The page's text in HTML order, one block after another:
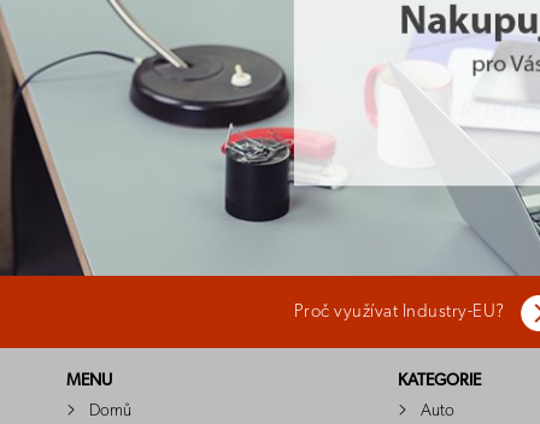
Proč využívat Industry-EU?
MENU
Domů
KATEGORIE
Auto